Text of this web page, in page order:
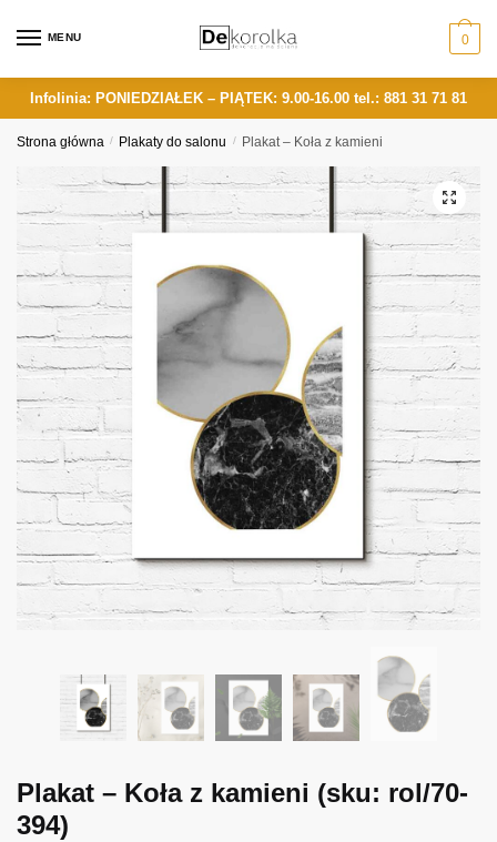
MENU 0
Infolinia: PONIEDZIAŁEK – PIĄTEK: 9.00-16.00 tel.: 881 31 71 81
Strona główna / Plakaty do salonu / Plakat – Koła z kamieni
Plakat – Koła z kamieni (sku: rol/70-
394)